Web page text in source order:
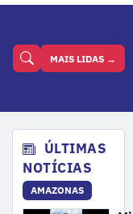
MAIS LIDAS →
ÚLTIMAS
NOTÍCIAS
AMAZONAS